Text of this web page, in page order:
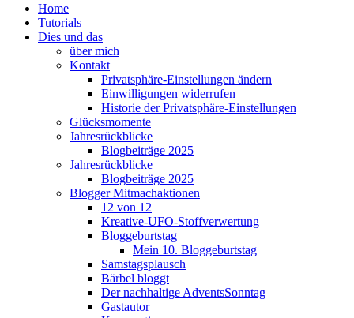
Home
Tutorials
Dies und das
über mich
Kontakt
Privatsphäre-Einstellungen ändern
Einwilligungen widerrufen
Historie der Privatsphäre-Einstellungen
Glücksmomente
Jahresrückblicke
Blogbeiträge 2025
Jahresrückblicke
Blogbeiträge 2025
Blogger Mitmachaktionen
12 von 12
Kreative-UFO-Stoffverwertung
Bloggeburtstag
Mein 10. Bloggeburtstag
Samstagsplausch
Bärbel bloggt
Der nachhaltige AdventsSonntag
Gastautor